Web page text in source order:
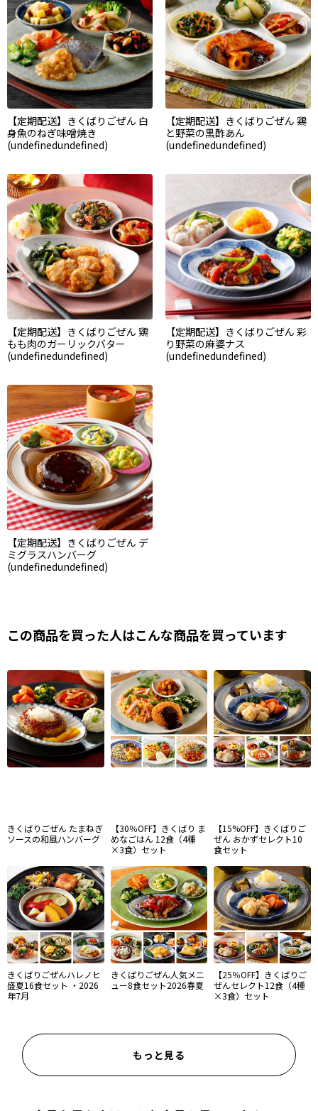
【定期配送】きくばりごぜん 白
身魚のねぎ味噌焼き
(undefinedundefined)
【定期配送】きくばりごぜん 鶏
と野菜の黒酢あん
(undefinedundefined)
【定期配送】きくばりごぜん 鶏
もも肉のガーリックバター
(undefinedundefined)
【定期配送】きくばりごぜん 彩
り野菜の麻婆ナス
(undefinedundefined)
【定期配送】きくばりごぜん デ
ミグラスハンバーグ
(undefinedundefined)
この商品を買った人はこんな商品を買っています
きくばりごぜん たまねぎ
ソースの和風ハンバーグ
【30％OFF】きくばり ま
めなごはん 12食（4種
×3食）セット
【15%OFF】きくばりご
ぜん おかずセレクト10
食セット
きくばりごぜんハレノヒ
盛夏16食セット ・2026
年7月
きくばりごぜん人気メニ
ュー8食セット2026春夏
【25％OFF】きくばりご
ぜんセレクト12食（4種
×3食）セット
もっと見る